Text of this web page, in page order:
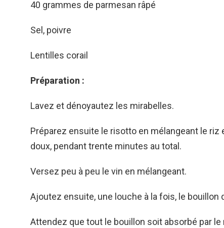
40 grammes de parmesan râpé
Sel, poivre
Lentilles corail
Préparation :
Lavez et dénoyautez les mirabelles.
Préparez ensuite le risotto en mélangeant le
doux, pendant trente minutes au total.
Versez peu à peu le vin en mélangeant.
Ajoutez ensuite, une louche à la fois, le bouillon
Attendez que tout le bouillon soit absorbé par